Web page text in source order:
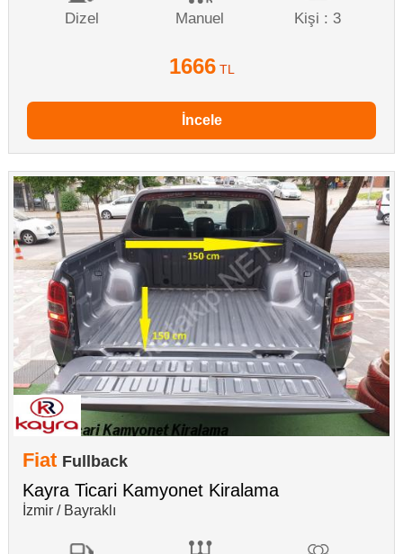
Dizel Manuel Kişi : 3
1666 TL
İncele
Fiat Fullback
Kayra Ticari Kamyonet Kiralama
İzmir / Bayraklı